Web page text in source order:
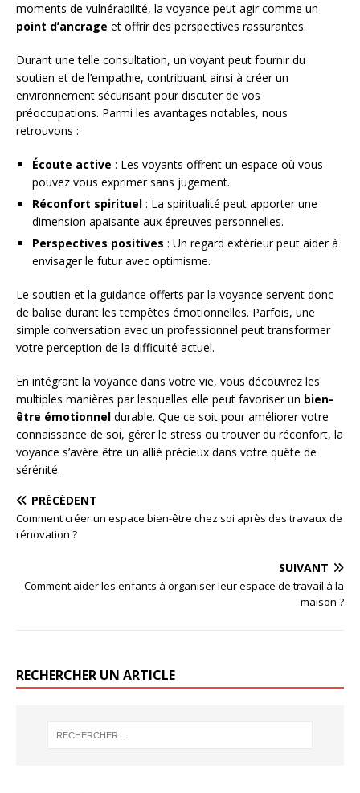
moments de vulnérabilité, la voyance peut agir comme un
point d’ancrage et offrir des perspectives rassurantes.
Durant une telle consultation, un voyant peut fournir du
soutien et de l’empathie, contribuant ainsi à créer un
environnement sécurisant pour discuter de vos
préoccupations. Parmi les avantages notables, nous
retrouvons :
Écoute active : Les voyants offrent un espace où vous
pouvez vous exprimer sans jugement.
Réconfort spirituel : La spiritualité peut apporter une
dimension apaisante aux épreuves personnelles.
Perspectives positives : Un regard extérieur peut aider à
envisager le futur avec optimisme.
Le soutien et la guidance offerts par la voyance servent donc
de balise durant les tempêtes émotionnelles. Parfois, une
simple conversation avec un professionnel peut transformer
votre perception de la difficulté actuel.
En intégrant la voyance dans votre vie, vous découvrez les
multiples manières par lesquelles elle peut favoriser un bien-
être émotionnel durable. Que ce soit pour améliorer votre
connaissance de soi, gérer le stress ou trouver du réconfort, la
voyance s’avère être un allié précieux dans votre quête de
sérénité.
PRÉCÉDENT
Comment créer un espace bien-être chez soi après des travaux de
rénovation ?
SUIVANT
Comment aider les enfants à organiser leur espace de travail à la
maison ?
RECHERCHER UN ARTICLE